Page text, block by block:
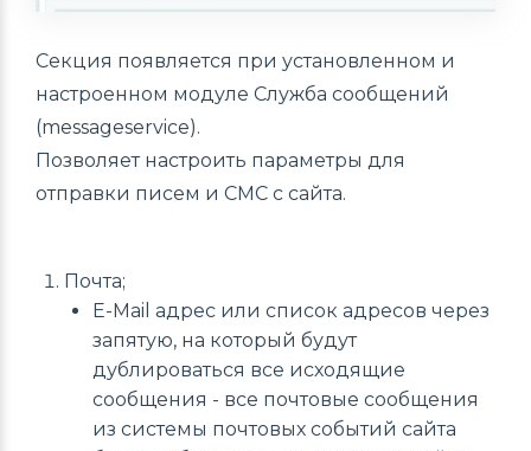
Секция появляется при установленном и
настроенном модуле Служба сообщений
(messageservice).
Позволяет настроить параметры для
отправки писем и СМС с сайта.
Почта;
E-Mail адрес или список адресов через
запятую, на который будут
дублироваться все исходящие
сообщения - все почтовые сообщения
из системы почтовых событий сайта